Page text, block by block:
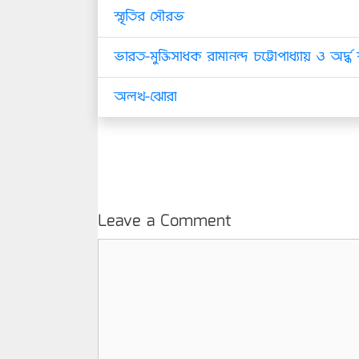
স্মৃতির সৌরভ
ভারত-মুক্তিসাধক রামানন্দ চট্টোপাধ্যায় ও অর্দ্ধ
অলখ-ঝোরা
Leave a Comment